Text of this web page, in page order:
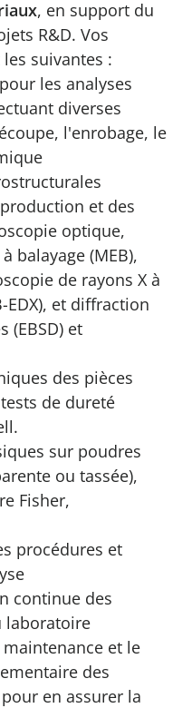
, en support du
R&D. Vos
suivantes :
les analyses
diverses
l'enrobage, le
et des
optique,
balayage (MEB),
de rayons X à
EDX), et diffraction
(EBSD) et
des pièces
de dureté
sur poudres
ou tassée),
Fisher,
procédures et
continue des
laboratoire
et le
des
en assurer la